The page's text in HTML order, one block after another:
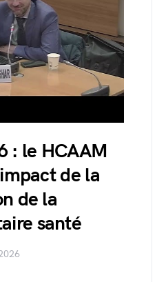
: le HCAAM
de la
de la
santé